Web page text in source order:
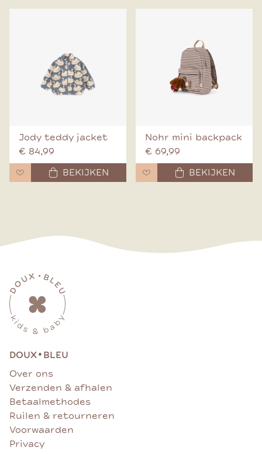
Jody teddy jacket
€ 84,99
BEKIJKEN
Nohr mini backpack
€ 69,99
BEKIJKEN
DOUX• BLEU
Over ons
Verzenden & afhalen
Betaalmethodes
Ruilen & retourneren
Voorwaarden
Privacy